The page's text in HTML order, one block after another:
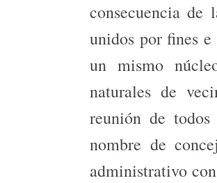
consecuencia de
unidos por fines e
un mismo
naturales de
reunión de
nombre de
administrativo